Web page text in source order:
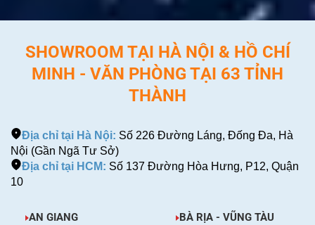
SHOWROOM TẠI HÀ NỘI & HỒ CHÍ
MINH - VĂN PHÒNG TẠI 63 TỈNH
THÀNH
Địa chỉ tại Hà Nội: Số 226 Đường Láng, Đống Đa, Hà
Nội (Gần Ngã Tư Sở)
Địa chỉ tại HCM: Số 137 Đường Hòa Hưng, P12, Quận
10
AN GIANG BÀ RỊA - VŨNG TÀU